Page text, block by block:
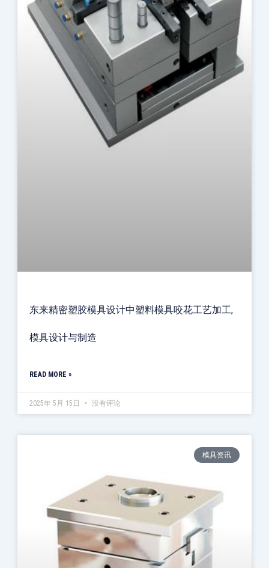
东来精密塑胶模具设计中塑料模具咬花工艺加工,
模具设计与制造
READ MORE »
2025年 5月 15日 没有评论
模具资讯